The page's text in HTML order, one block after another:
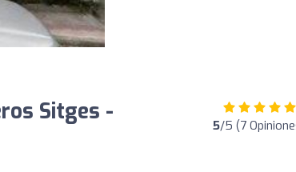
Sitges -
5/5 (7